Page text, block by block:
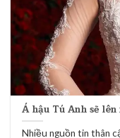
Á hậu Tú Anh sẽ
Nhiều nguồn tin thân